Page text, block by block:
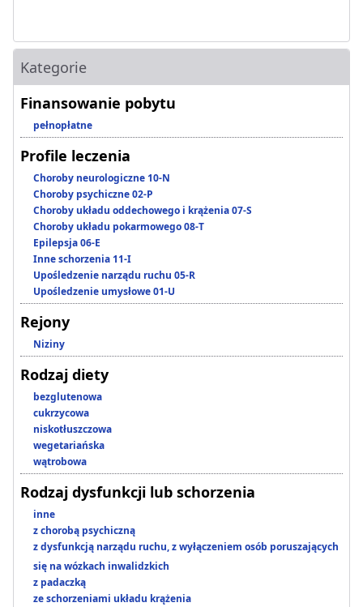
Kategorie
Finansowanie pobytu
pełnopłatne
Profile leczenia
Choroby neurologiczne 10-N
Choroby psychiczne 02-P
Choroby układu oddechowego i krążenia 07-S
Choroby układu pokarmowego 08-T
Epilepsja 06-E
Inne schorzenia 11-I
Upośledzenie narządu ruchu 05-R
Upośledzenie umysłowe 01-U
Rejony
Niziny
Rodzaj diety
bezglutenowa
cukrzycowa
niskotłuszczowa
wegetariańska
wątrobowa
Rodzaj dysfunkcji lub schorzenia
inne
z chorobą psychiczną
z dysfunkcją narządu ruchu, z wyłączeniem osób poruszających
się na wózkach inwalidzkich
z padaczką
ze schorzeniami układu krążenia